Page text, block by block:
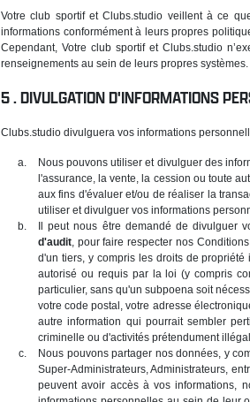
Votre club sportif et Clubs.studio veillent à ce
informations conformément à leurs propres
Cependant, Votre club sportif et Clubs.studio
renseignements au sein de leurs propres systèmes.
DIVULGATION D'INFORMATIONS
Clubs.studio divulguera vos informations
Nous pouvons utiliser et divulguer des
l'assurance, la vente, la cession ou toute
aux fins d'évaluer et/ou de réaliser la
utiliser et divulguer vos informations
Il peut nous être demandé de divulguer
d'audit, pour faire respecter nos
d'un tiers, y compris les droits de
autorisé ou requis par la loi (y compris
particulier, sans qu'un subpoena soit
votre code postal, votre adresse
autre information qui pourrait sembler
criminelle ou d'activités prétendument
Nous pouvons partager nos données, y
Super-Administrateurs, Administrateurs,
peuvent avoir accès à vos informations,